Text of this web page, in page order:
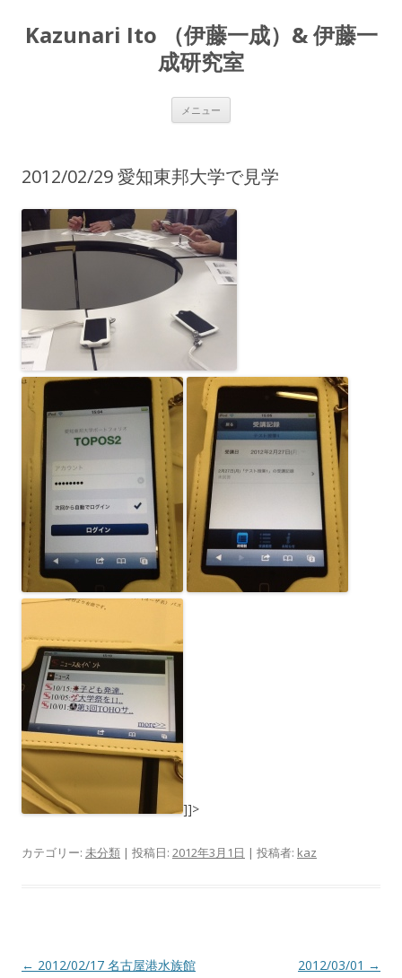
Kazunari Ito （伊藤一成）& 伊藤一
成研究室
メニュー
ス
キ
プ
2012/02/29 愛知東邦大学で見学
]]>
カテゴリー: 未分類 | 投稿日: 2012年3月1日 | 投稿者: kaz
投
← 2012/02/17 名古屋港水族館 2012/03/01 →